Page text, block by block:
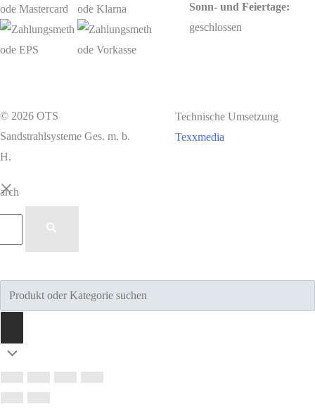
Sonn- und Feiertage:
geschlossen
© 2026 OTS
Sandstrahlsysteme Ges. m. b.
H.
Technische Umsetzung
Texxmedia
Products
search
Nach
oben
scrollen